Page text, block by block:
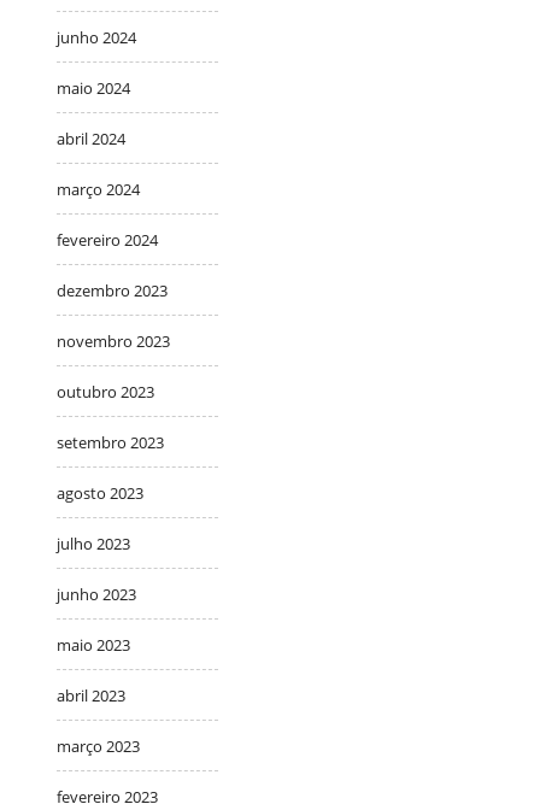
junho 2024
maio 2024
abril 2024
março 2024
fevereiro 2024
dezembro 2023
novembro 2023
outubro 2023
setembro 2023
agosto 2023
julho 2023
junho 2023
maio 2023
abril 2023
março 2023
fevereiro 2023